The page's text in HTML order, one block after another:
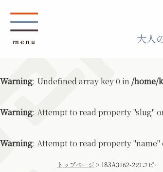
大人
Warning: Undefined array key 0 in /home/
Warning: Attempt to read property "slug"
Warning: Attempt to read property
トップページ > 183A3162-2のコピー